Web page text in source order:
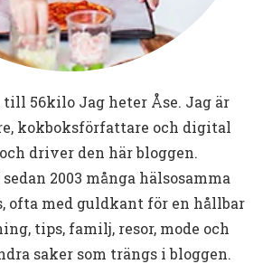
till 56kiloJag heter Åse. Jag är
kokboksförfattare och digital
driver den här bloggen.
2003 många hälsosamma
ofta med guldkant för en hållbar
tips, familj, resor, mode och
saker som trängs i bloggen.